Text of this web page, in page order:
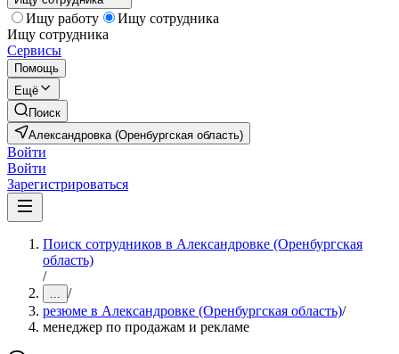
Ищу работу
Ищу сотрудника
Ищу сотрудника
Сервисы
Помощь
Ещё
Поиск
Александровка (Оренбургская область)
Войти
Войти
Зарегистрироваться
Поиск сотрудников в Александровке (Оренбургская
область)
/
... /
резюме в Александровке (Оренбургская область)/
менеджер по продажам и рекламе